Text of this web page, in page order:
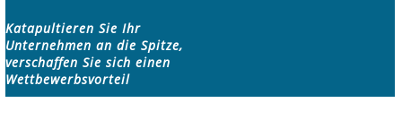
Katapultieren Sie Ihr
Unternehmen an die Spitze,
verschaffen Sie sich einen
Wettbewerbsvorteil